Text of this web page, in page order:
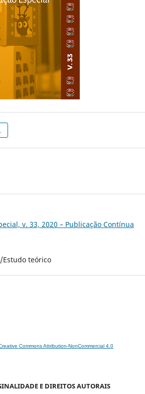
v. 33, 2020 – Publicação Contínua
teórico
Commons Attribution-NonCommercial 4.0
E DIREITOS AUTORAIS